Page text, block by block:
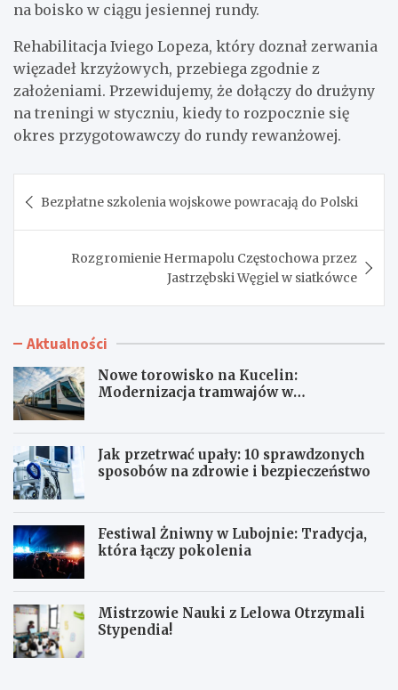
na boisko w ciągu jesiennej rundy.
Rehabilitacja Iviego Lopeza, który doznał zerwania
więzadeł krzyżowych, przebiega zgodnie z
założeniami. Przewidujemy, że dołączy do drużyny
na treningi w styczniu, kiedy to rozpocznie się
okres przygotowawczy do rundy rewanżowej.
wpisu
Bezpłatne szkolenia wojskowe powracają do Polski
Rozgromienie Hermapolu Częstochowa przez
Jastrzębski Węgiel w siatkówce
Aktualności
Nowe torowisko na Kucelin:
Modernizacja tramwajów w
Jak przetrwać upały: 10 sprawdzonych
sposobów na zdrowie i bezpieczeństwo
Festiwal Żniwny w Lubojnie: Tradycja,
która łączy pokolenia
Mistrzowie Nauki z Lelowa Otrzymali
Stypendia!
N
J